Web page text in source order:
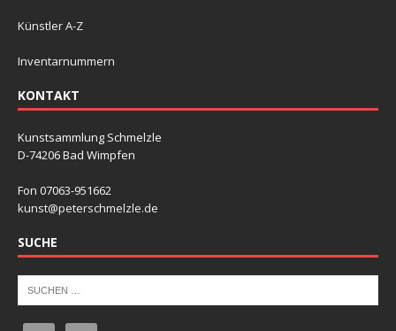
Künstler A-Z
Inventarnummern
KONTAKT
Kunstsammlung Schmelzle
D-74206 Bad Wimpfen
Fon 07063-951662
kunst@peterschmelzle.de
SUCHE